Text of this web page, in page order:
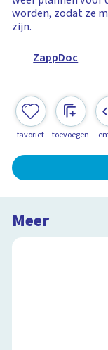
worden, zodat ze
zijn.
ZappDoc
favoriet toevoegen
Meer